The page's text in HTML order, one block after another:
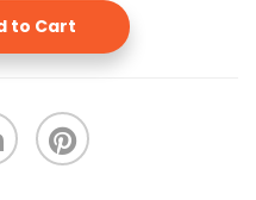
to Cart